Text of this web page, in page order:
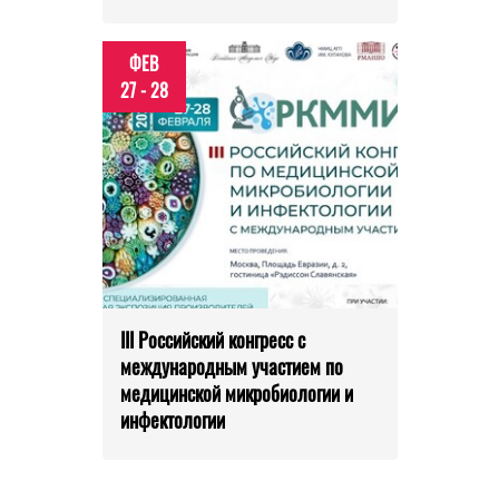
ФЕВ
27 - 28
III Российский конгресс с
международным участием по
медицинской микробиологии и
инфектологии